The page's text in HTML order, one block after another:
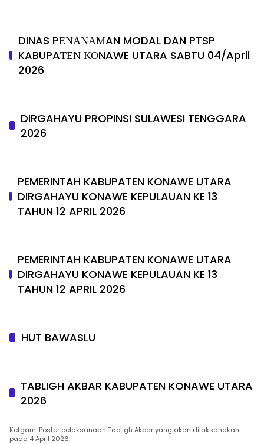
DINAS PΕΝΑΝΑΜAN MODAL DAN PTSP
KABUPAΤΕΝ ΚΟNAWE UTARA SABTU 04/April
2026
DIRGAHAYU PROPINSI SULAWESI TENGGARA
2026
PEMERINTAH KABUPATEN KONAWE UTARA
DIRGAHAYU KONAWE KEPULAUAN KE 13
TAHUN 12 APRIL 2026
PEMERINTAH KABUPATEN KONAWE UTARA
DIRGAHAYU KONAWE KEPULAUAN KE 13
TAHUN 12 APRIL 2026
HUT BAWASLU
TABLIGH AKBAR KABUPATEN KONAWE UTARA
2026
Ketgam: Poster pelaksanaan Tabligh Akbar yang akan dilaksanakan
pada 4 April 2026.